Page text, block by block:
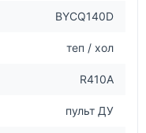
BYCQ140D
теп / хол
R410A
пульт ДУ